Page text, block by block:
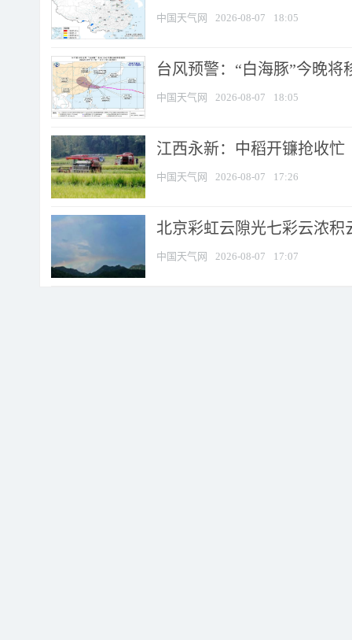
中国天气网 2026-08-07 18:05
台风预警：“白海豚”今晚将
中国天气网 2026-08-07 18:05
江西永新：中稻开镰抢收忙
中国天气网 2026-08-07 17:26
北京彩虹云隙光七彩云浓积
中国天气网 2026-08-07 17:07